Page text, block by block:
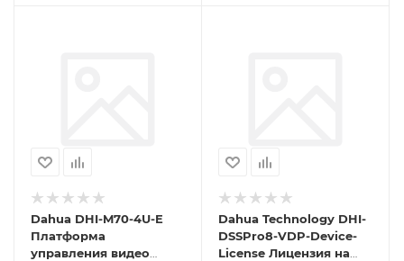
Dahua DHI-M70-4U-E
Платформа
управления видео
Dahua Technology DHI-
DSSPro8-VDP-Device-
License Лицензия на